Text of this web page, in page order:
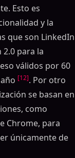
Esto es
y la
que son LinkedIn
para la
válidos por 60
[12]. Por otro
se basan en
como
Chrome, para
únicamente de